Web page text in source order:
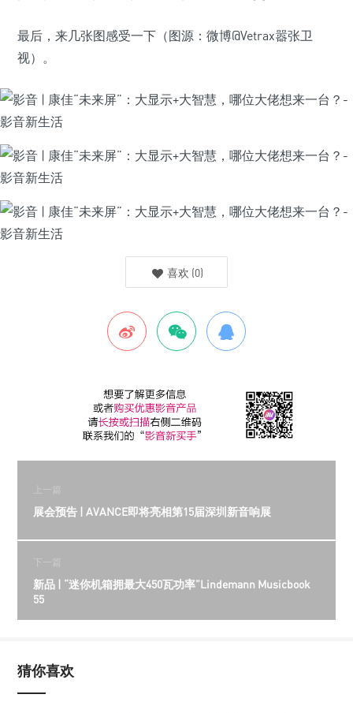
最后，来几张图感受一下（图源：微博@Vetrax嚣张卫
视）。
喜欢 (0)
上一篇
展会预告 | AVANCE即将亮相第15届深圳新音响展
下一篇
新品 | “迷你机箱拥最大450瓦功率”Lindemann Musicbook
55
猜你喜欢